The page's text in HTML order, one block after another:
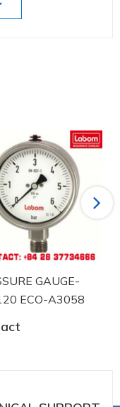
process
#vieta
GAUGE-
ECO-A3058
Next